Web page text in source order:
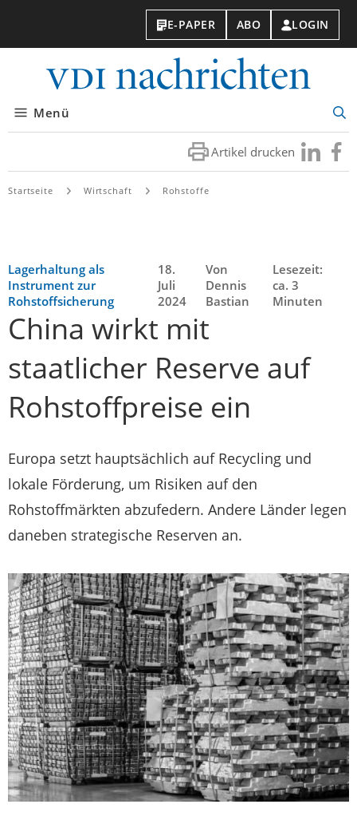
E-PAPER ABO LOGIN
Menü
Artikel drucken Besuchen
Sie
Sie
Startseite Wirtschaft Rohstoffe
Lagerhaltung als
Instrument zur
Rohstoffsicherung
18.
Juli
2024
Von
Dennis
Bastian
Lesezeit:
ca. 3
Minuten
China wirkt mit
staatlicher Reserve auf
Rohstoffpreise ein
Europa setzt hauptsächlich auf Recycling und
lokale Förderung, um Risiken auf den
Rohstoffmärkten abzufedern. Andere Länder legen
daneben strategische Reserven an.